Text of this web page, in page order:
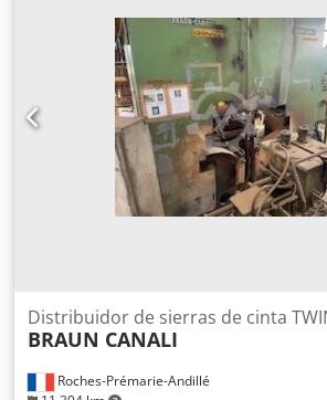
cepillado: 310 mm. Altura de cepillado:
posicionamiento. Armario eléctrico con
potencia. Panel de control. Cabina con
acústico. 2 juegos de herramientas.
técnica.
Roches-Prémarie-Andillé
Distribuidor de sierras de cinta
BRAUN CANALI